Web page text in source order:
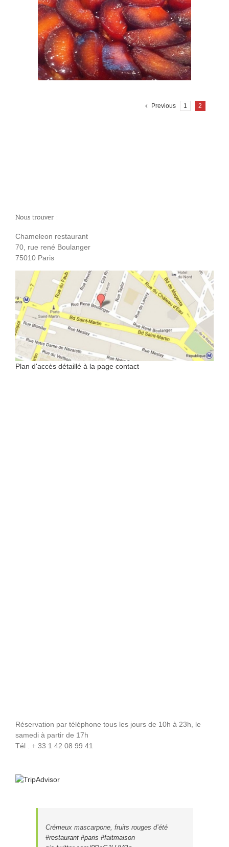
Previous 1 2
Nous trouver :
Chameleon restaurant
70, rue rené Boulanger
75010 Paris
Plan d'accès détaillé à la page contact
Réservation par téléphone tous les jours de 10h à 23h, le
samedi à partir de 17h
Tél . + 33 1 42 08 99 41
Crémeux mascarpone, fruits rouges d’été
#restaurant #paris #faitmaison